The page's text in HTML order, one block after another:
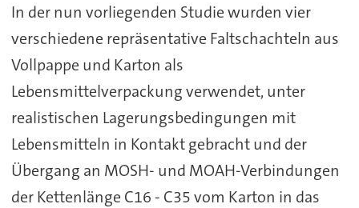
In der nun vorliegenden Studie wurden vier
verschiedene repräsentative Faltschachteln aus
Vollpappe und Karton als
Lebensmittelverpackung verwendet, unter
realistischen Lagerungsbedingungen mit
Lebensmitteln in Kontakt gebracht und der
Übergang an MOSH- und MOAH-Verbindungen
der Kettenlänge C16 - C35 vom Karton in das